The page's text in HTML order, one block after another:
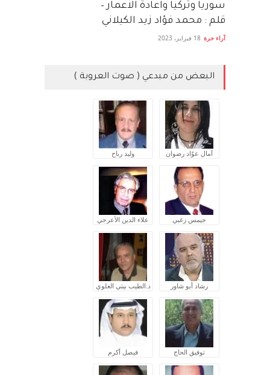
سوريا وتركيا واعادة الاعمار –
قلم : محمد فؤاد زيد الكيلاني
آراء حرة 18 فبراير، 2023
البعض من مبدعي ( صوت العروبة )
آمال عوّاد رضوان وليد رباح
جيمس زغبي علاء الدين الأعرجي
رشاد أبو شاور د.الطيب بيتي العلوي
توفيق الحاج فيصل أكرم